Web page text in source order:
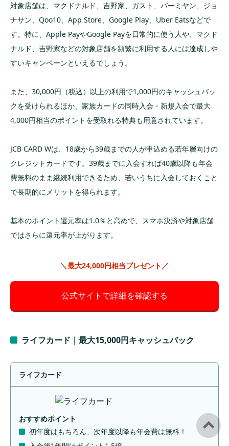
対象店舗は、マクドナルド、吉野家、ガスト、バーミヤン、ジョ
ナサン、Qoo10、App Store、Google Play、Uber Eatsなどで
す。特に、Apple PayやGoogle Payを日常的に使う人や、マクド
ナルド、吉野家などの対象店舗を頻繁に利用する人には達成しや
すいキャンペーンといえるでしょう。
また、30,000円（税込）以上の利用で1,000円のキャッシュバッ
クを受けられるほか、家族カードの同時入会・新規入会で最大
4,000円相当のポイントを受取れる特典も用意されています。
JCB CARD Wは、18歳から39歳までの人が申込める若年層向けの
クレジットカードです。39歳までに入会すれば40歳以降も年会
費無料のまま継続利用できるため、若いうちに入会しておくこと
で長期的にメリットを得られます。
基本のポイント還元率は1.0％と高めで、スマホ決済や対象店舗
ではさらに還元率が上がります。
＼最大24,000円相当プレゼント／
公式サイトで詳細を確認する
ライフカード｜最大15,000円キャッシュバック
ライフカード
おすすめポイント
初年度はもちろん、次年度以降も年会費は無料！